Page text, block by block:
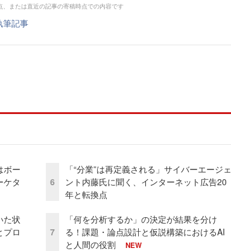
または直近の記事の寄稿時点での内容です
筆記事
ボー
ケタ
た状
プロ
6
「“分業”は再定義される」サイバーエージェ
ント内藤氏に聞く、インターネット広告20
年と転換点
7
「何を分析するか」の決定が結果を分け
る！課題・論点設計と仮説構築におけるAI
と人間の役割
NEW